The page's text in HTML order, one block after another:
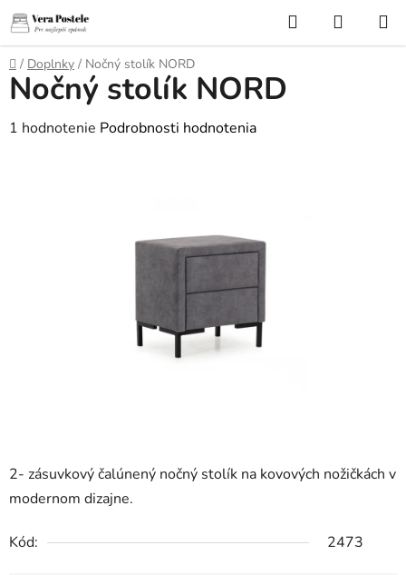
Prejsť
na
obsah
Hľadať
KOŠÍK
Domov
/ Doplnky / Nočný stolík NORD
2- zásuvkový čalúnený nočný stolík na kovových nožičkách v
modernom dizajne.
Kód: 2473
Nočný stolík NORD
Priemerné
1 hodnotenie Podrobnosti hodnotenia